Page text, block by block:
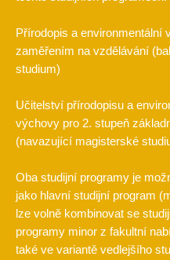
Přírodopis a environmentální
zaměřením na vzdělávání
studium)
Učitelství přírodopisu a
výchovy pro 2. stupeň
(navazující magisterské
Oba studijní programy je
jako hlavní studijní program
lze volně kombinovat se
programy minor z fakultní
také ve variantě vedlejšího